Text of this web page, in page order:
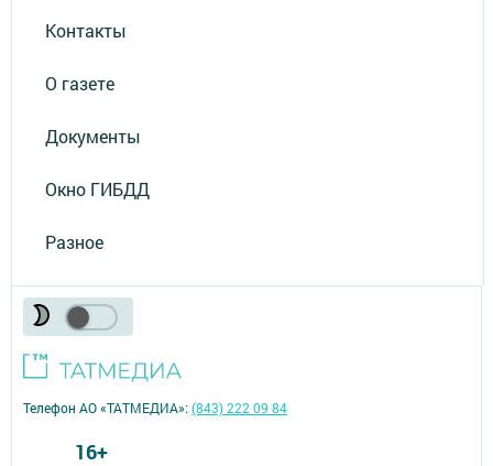
Контакты
О газете
Документы
Окно ГИБДД
Разное
Телефон АО «ТАТМЕДИА»:(843) 222 09 84
16+